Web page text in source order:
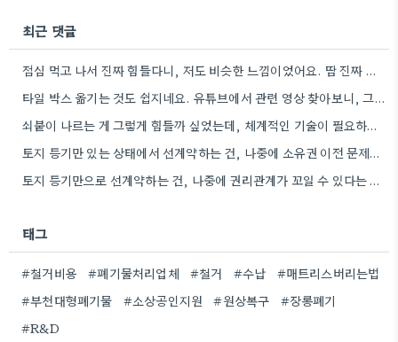
최근 댓글
점심 먹고 나서 진짜 힘들다니, 저도 비슷한 느낌이었어요. 땀 진짜 많이 흘리더라고요.
타일 박스 옮기는 것도 쉽지네요. 유튜브에서 관련 영상 찾아보니, 그 기술이 생각보다 복잡하더라고요.
쇠붙이 나르는 게 그렇게 힘들까 싶었는데, 체계적인 기술이 필요하다니 흥미로운 관점이네요.
토지 등기만 있는 상태에서 선계약하는 건, 나중에 소유권 이전 문제로 번거로울 수 있겠다는 생각이네요.
토지 등기만으로 선계약하는 건, 나중에 권리관계가 꼬일 수 있다는 점을 꼭 기억해야겠어요.
태그
#철거비용 #폐기물처리업체 #철거 #수납
#매트리스버리는법
#부천대형폐기물
#소상공인지원 #원상복구
#장롱폐기
#R&D